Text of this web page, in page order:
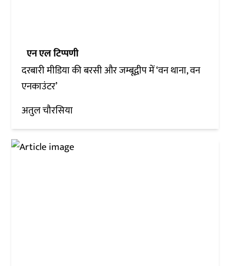
एन एल टिप्पणी
दरबारी मीडिया की बरसी और जम्बूद्वीप में ‘वन थाना, वन
एनकाउंटर’
अतुल चौरसिया